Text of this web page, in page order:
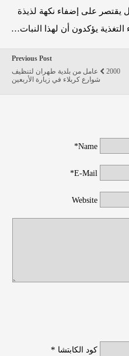
يقتصر على إضفاء نكهة لذيذة
التغذية يؤكدون أن لهذا النبات…
Previous Post
2000 عامل من بلدية طهران لتنظيف
شوارع كربلاء في زيارة الأربعين
Name*
E-Mail*
Website
كود الكابتشا *